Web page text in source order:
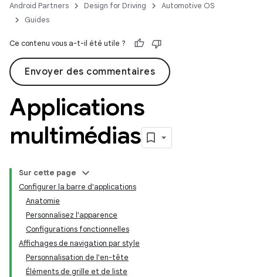
Android Partners Design for Driving
Automotive OS
Guides
Ce contenu vous a-t-il été utile ?
Envoyer des commentaires
Applications
multimédias
Sur cette page
Configurer la barre d'applications
Anatomie
Personnalisez l'apparence
Configurations fonctionnelles
Affichages de navigation par style
Personnalisation de l'en-tête
Éléments de grille et de liste